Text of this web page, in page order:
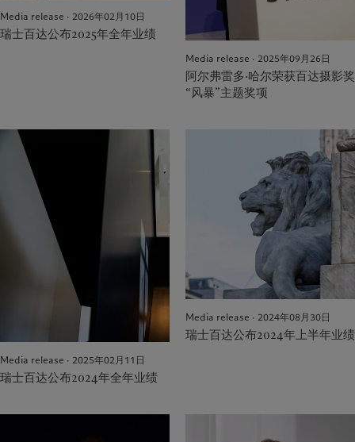
Media release · 2026年02月10日
瑞士百达公布2025年全年业绩
Media release · 2025年09月26日
阿尔弗雷多·哈尔荣获百达摄影奖
“风暴”主题奖项
Media release · 2025年02月11日
瑞士百达公布2024年全年业绩
Media release · 2024年08月30日
瑞士百达公布2024年上半年业绩